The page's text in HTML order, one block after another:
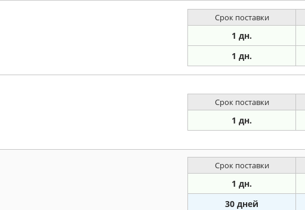
Срок поставки
1 дн.
1 дн.
Срок поставки
1 дн.
Срок поставки
1 дн.
30 дней